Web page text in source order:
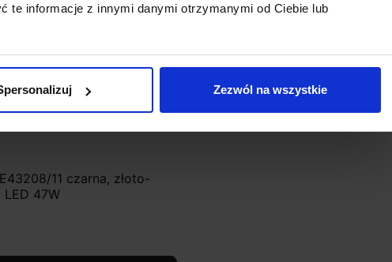
te informacje z innymi danymi otrzymanymi od Ciebie lub
Zezwól na wszystkie
11 czarna, złoto-
47W